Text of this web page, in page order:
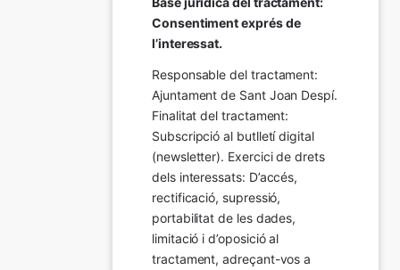
Consentiment exprés de
l’interessat.
Responsable del tractament:
Ajuntament de Sant Joan Despí.
Finalitat del tractament:
Subscripció al butlletí digital
(newsletter). Exercici de drets
dels interessats: D’accés,
rectificació, supressió,
portabilitat de les dades,
limitació i d’oposició al
tractament, adreçant-vos a